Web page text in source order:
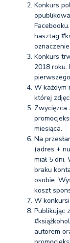
Konkurs
hasztag
Konkurs
2018
W każdym
której
Zwycięzca
miesiąca.
Na
(adres +
miał 5
braku
osobie.
koszt
W
Publikując
autorem